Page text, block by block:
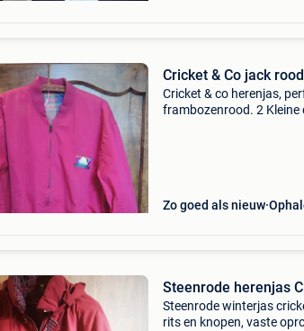
Cricket
Cricket & co herenjas,
frambozenrood. 2 Kleine
Zo goed als nieuw
Steenrode herenjas
Steenrode winterjas
rits en knopen, vaste